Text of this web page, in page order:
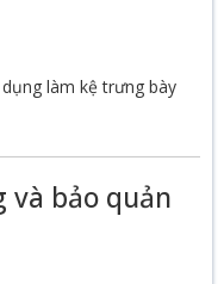
làm kệ trưng bày
và bảo quản